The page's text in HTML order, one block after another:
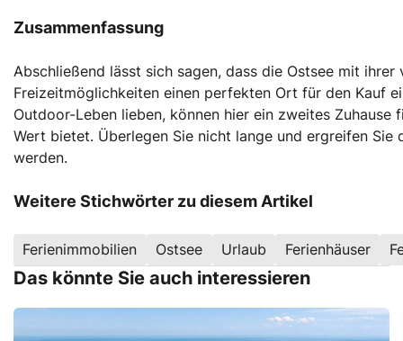
Zusammenfassung
Abschließend lässt sich sagen, dass die Ostsee mit
Freizeitmöglichkeiten einen perfekten Ort für den Kauf
Outdoor-Leben lieben, können hier ein zweites
Wert bietet. Überlegen Sie nicht lange und ergreifen
werden.
Weitere Stichwörter zu diesem Artikel
Ferienimmobilien Ostsee Urlaub Ferienhäuser
Das könnte Sie auch interessieren